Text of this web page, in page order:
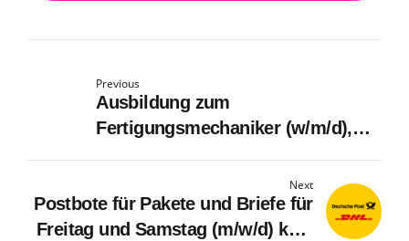
Previous
Ausbildung zum
Fertigungsmechaniker (w/m/d),
Ausbildungsbeginn September
2027
Next
Postbote für Pakete und Briefe für
Freitag und Samstag (m/w/d) kein